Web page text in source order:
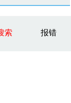
索 报错